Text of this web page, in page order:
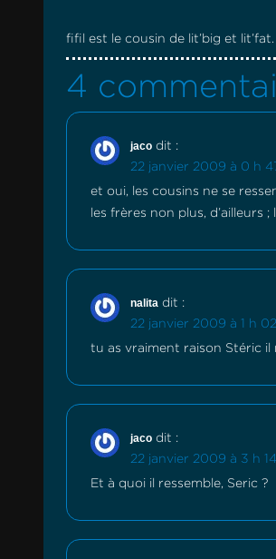
fifil est le cousin de lit’big et
4
jaco dit :
22 janvier 2009 à 0 h
et oui, les cousins ne se
les frères non plus, d’ailleurs
nalita dit :
22 janvier 2009 à 1 h
tu as vraiment raison Stéric il
jaco dit :
22 janvier 2009 à 3 h
Et à quoi il ressemble, Seric ?